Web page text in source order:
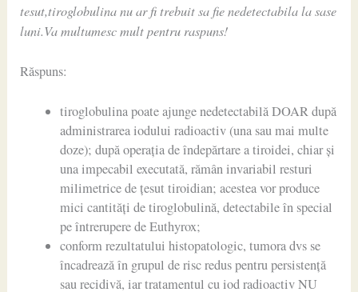
tesut,tiroglobulina nu ar fi trebuit sa fie nedetectabila la sase
luni.Va multumesc mult pentru raspuns!
Răspuns:
tiroglobulina poate ajunge nedetectabilă DOAR după
administrarea iodului radioactiv (una sau mai multe
doze); după operația de îndepărtare a tiroidei, chiar și
una impecabil executată, rămân invariabil resturi
milimetrice de țesut tiroidian; acestea vor produce
mici cantități de tiroglobulină, detectabile în special
pe întrerupere de Euthyrox;
conform rezultatului histopatologic, tumora dvs se
încadrează în grupul de risc redus pentru persistență
sau recidivă, iar tratamentul cu iod radioactiv NU